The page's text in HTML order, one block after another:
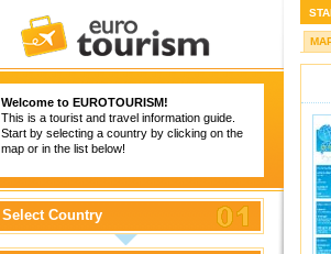
Welcome to EUROTOURISM!
This is a tourist and travel information guide.
Start by selecting a country by clicking on the
map or in the list below!
Select Country